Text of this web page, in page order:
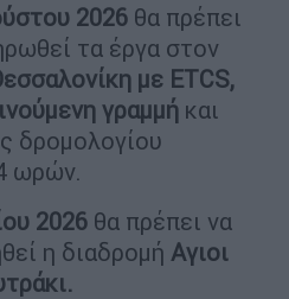
2026 θα πρέπει
τα έργα στον
με ΕTCS,
γραμμή και
δρομολογίου
ωρών.
2026 θα πρέπει να
η διαδρομή Αγιοι